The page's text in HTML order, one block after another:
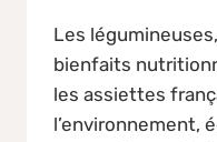
Les
bienfaits
les assiettes
l’environnement,